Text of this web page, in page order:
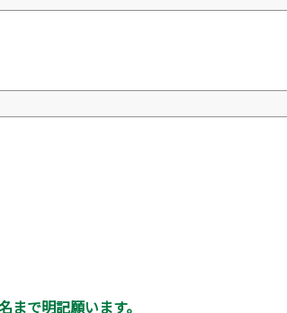
で明記願います。